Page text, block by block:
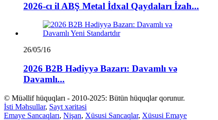
2026-cı il ABŞ Metal İdxal Qaydaları İzah...
26/05/16
2026 B2B Hədiyyə Bazarı: Davamlı və
Davamlı...
© Müəllif hüquqları - 2010-2025: Bütün hüquqlar qorunur.
İsti Məhsullar, Sayt xəritəsi
Emaye Sancaqları, Nişan, Xüsusi Sancaqlar, Xüsusi Emaye